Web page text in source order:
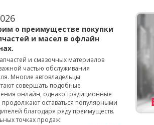
о преимуществе покупки
и масел в офлайн
и смазочных материалов
частью обслуживания
Многие автовладельцы
совершать подобные
онлайн, однако традиционные
оставаться популярными
благодаря ряду преимуществ.
точках продаж: